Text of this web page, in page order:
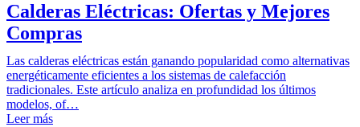
Calderas Eléctricas: Ofertas y Mejores
Compras
Las calderas eléctricas están ganando popularidad como alternativas
energéticamente eficientes a los sistemas de calefacción
tradicionales. Este artículo analiza en profundidad los últimos
modelos, of…
Leer más